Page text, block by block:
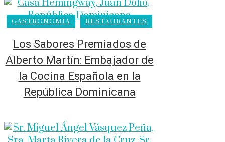
GASTRONOMÍA RESTAURANTES
Los Sabores Premiados de
Alberto Martín: Embajador de
la Cocina Española en la
República Dominicana